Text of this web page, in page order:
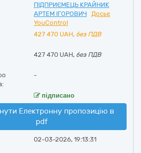
ПІДПРИЄМЕЦЬ КРАЙНИК
АРТЕМ ІГОРОВИЧ
Досьє
YouControl
427 470 UAH, без ПДВ
427 470 UAH, без ПДВ
-
підписано
Електронну пропозицію в
pdf
02-03-2026, 19:13:31